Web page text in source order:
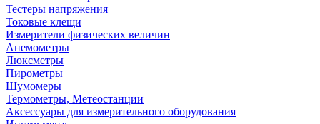
Тестеры напряжения
Токовые клещи
Измерители физических величин
Анемометры
Люксметры
Пирометры
Шумомеры
Термометры, Метеостанции
Аксессуары для измерительного оборудования